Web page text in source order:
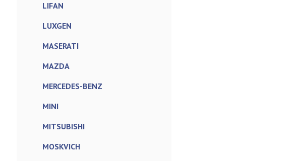
LIFAN
LUXGEN
MASERATI
MAZDA
MERCEDES-BENZ
MINI
MITSUBISHI
MOSKVICH